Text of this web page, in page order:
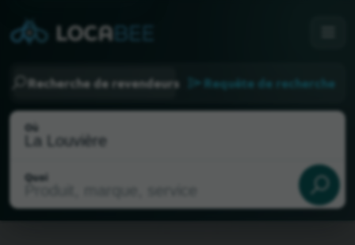
Recherche de revendeurs Requête de recherche
Où
Quoi